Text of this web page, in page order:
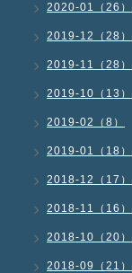
2020-01（26）
2019-12（28）
2019-11（28）
2019-10（13）
2019-02（8）
2019-01（18）
2018-12（17）
2018-11（16）
2018-10（20）
2018-09（21）